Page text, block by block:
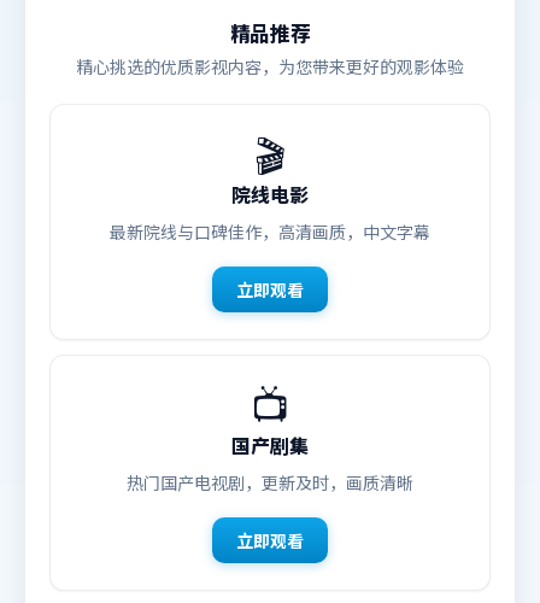
精品推荐
精心挑选的优质影视内容，为您带来更好的观影体验
🎬
院线电影
最新院线与口碑佳作，高清画质，中文字幕
立即观看
📺
国产剧集
热门国产电视剧，更新及时，画质清晰
立即观看